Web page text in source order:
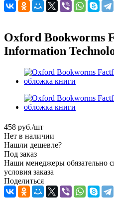
Oxford Bookworms
Information
458 руб./шт
Нет в наличии
Нашли дешевле?
Под заказ
Наши менеджеры обязательно
условия заказа
Поделиться